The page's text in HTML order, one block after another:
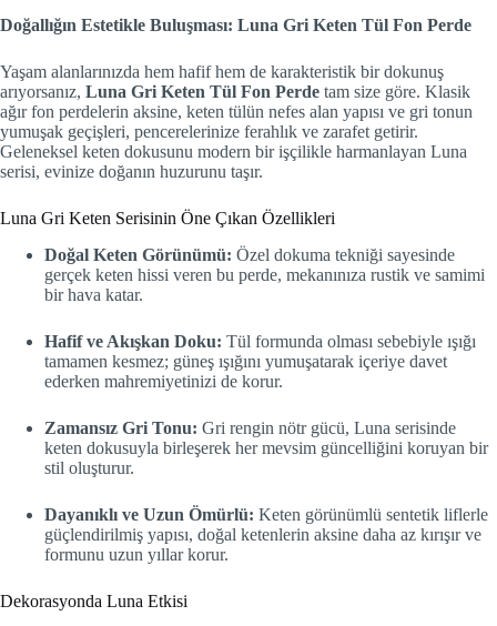
Doğallığın Estetikle Buluşması: Luna Gri Keten Tül Fon Perde
Yaşam alanlarınızda hem hafif hem de karakteristik bir dokunuş
arıyorsanız, Luna Gri Keten Tül Fon Perde tam size göre. Klasik
ağır fon perdelerin aksine, keten tülün nefes alan yapısı ve gri tonun
yumuşak geçişleri, pencerelerinize ferahlık ve zarafet getirir.
Geleneksel keten dokusunu modern bir işçilikle harmanlayan Luna
serisi, evinize doğanın huzurunu taşır.
Luna Gri Keten Serisinin Öne Çıkan Özellikleri
Doğal Keten Görünümü: Özel dokuma tekniği sayesinde
gerçek keten hissi veren bu perde, mekanınıza rustik ve samimi
bir hava katar.
Hafif ve Akışkan Doku: Tül formunda olması sebebiyle ışığı
tamamen kesmez; güneş ışığını yumuşatarak içeriye davet
ederken mahremiyetinizi de korur.
Zamansız Gri Tonu: Gri rengin nötr gücü, Luna serisinde
keten dokusuyla birleşerek her mevsim güncelliğini koruyan bir
stil oluşturur.
Dayanıklı ve Uzun Ömürlü: Keten görünümlü sentetik liflerle
güçlendirilmiş yapısı, doğal ketenlerin aksine daha az kırışır ve
formunu uzun yıllar korur.
Dekorasyonda Luna Etkisi